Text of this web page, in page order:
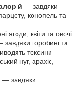
— завдяки
конопель та
ягоди, квіти та овочі
завдяки горобині та
токсини
нуг, арахіс,
— завдяки